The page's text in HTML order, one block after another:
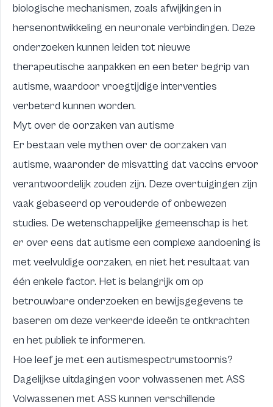
biologische mechanismen, zoals afwijkingen in
hersenontwikkeling en neuronale verbindingen. Deze
onderzoeken kunnen leiden tot nieuwe
therapeutische aanpakken en een beter begrip van
autisme, waardoor vroegtijdige interventies
verbeterd kunnen worden.
Myt over de oorzaken van autisme
Er bestaan vele mythen over de oorzaken van
autisme, waaronder de misvatting dat vaccins ervoor
verantwoordelijk zouden zijn. Deze overtuigingen zijn
vaak gebaseerd op verouderde of onbewezen
studies. De wetenschappelijke gemeenschap is het
er over eens dat autisme een complexe aandoening is
met veelvuldige oorzaken, en niet het resultaat van
één enkele factor. Het is belangrijk om op
betrouwbare onderzoeken en bewijsgegevens te
baseren om deze verkeerde ideeën te ontkrachten
en het publiek te informeren.
Hoe leef je met een autismespectrumstoornis?
Dagelijkse uitdagingen voor volwassenen met ASS
Volwassenen met ASS kunnen verschillende